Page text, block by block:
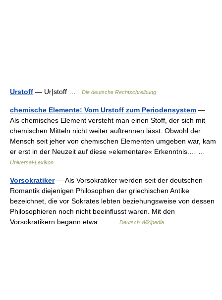
Urstoff — Ur|stoff … Die deutsche Rechtschreibung
chemische Elemente: Vom Urstoff zum Periodensystem —
Als chemisches Element versteht man einen Stoff, der sich mit
chemischen Mitteln nicht weiter auftrennen lässt. Obwohl der
Mensch seit jeher von chemischen Elementen umgeben war, kam
er erst in der Neuzeit auf diese »elementare« Erkenntnis.… …
Universal-Lexikon
Vorsokratiker— Als Vorsokratiker werden seit der deutschen
Romantik diejenigen Philosophen der griechischen Antike
bezeichnet, die vor Sokrates lebten beziehungsweise von dessen
Philosophieren noch nicht beeinflusst waren. Mit den
Vorsokratikern begann etwa… …
Deutsch Wikipedia